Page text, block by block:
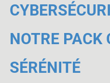
NOTRE PACK
SÉRÉNITÉ